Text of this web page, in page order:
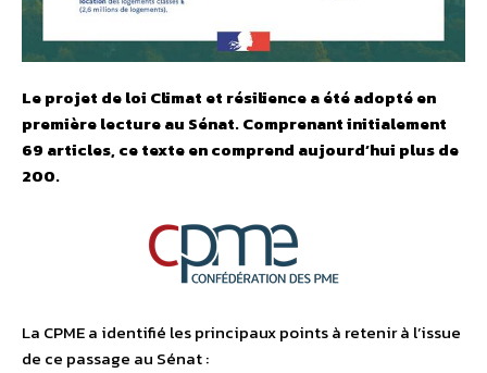
Le projet de loi Climat et résilience a été adopté en
première lecture au Sénat. Comprenant initialement
69 articles, ce texte en comprend aujourd’hui plus de
200.
La CPME a identifié les principaux points à retenir à l’issue
de ce passage au Sénat :